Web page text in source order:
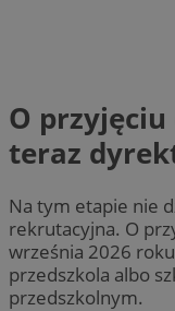
O
teraz
Na tym etapie nie
rekrutacyjna. O
września 2026
przedszkola albo
przedszkolnym.